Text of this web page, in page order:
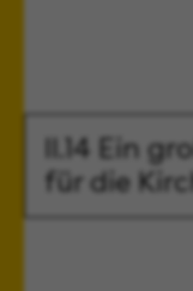
II.14 Ein
für die